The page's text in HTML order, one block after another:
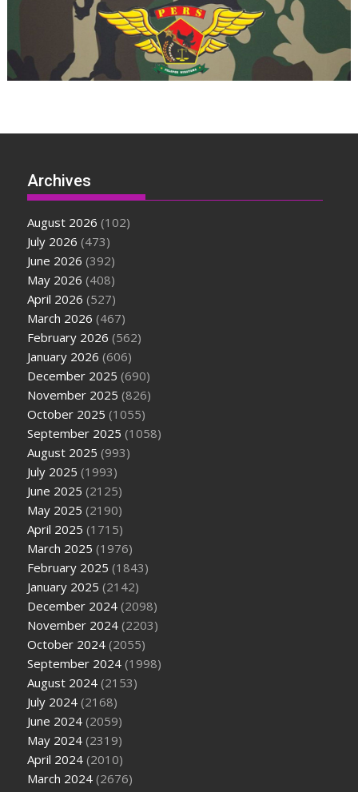
Archives
August 2026 (102)
July 2026 (473)
June 2026 (392)
May 2026 (408)
April 2026 (527)
March 2026 (467)
February 2026 (562)
January 2026 (606)
December 2025 (690)
November 2025 (826)
October 2025 (1055)
September 2025 (1058)
August 2025 (993)
July 2025 (1993)
June 2025 (2125)
May 2025 (2190)
April 2025 (1715)
March 2025 (1976)
February 2025 (1843)
January 2025 (2142)
December 2024 (2098)
November 2024 (2203)
October 2024 (2055)
September 2024 (1998)
August 2024 (2153)
July 2024 (2168)
June 2024 (2059)
May 2024 (2319)
April 2024 (2010)
March 2024 (2676)